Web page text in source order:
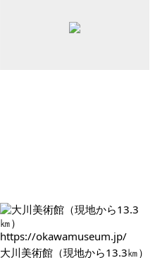
大川美術館（現地から13.3㎞）